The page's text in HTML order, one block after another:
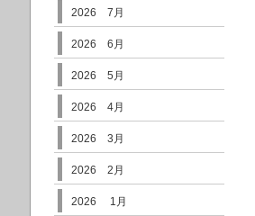
2026 7月
2026 6月
2026 5月
2026 4月
2026 3月
2026 2月
2026 1月